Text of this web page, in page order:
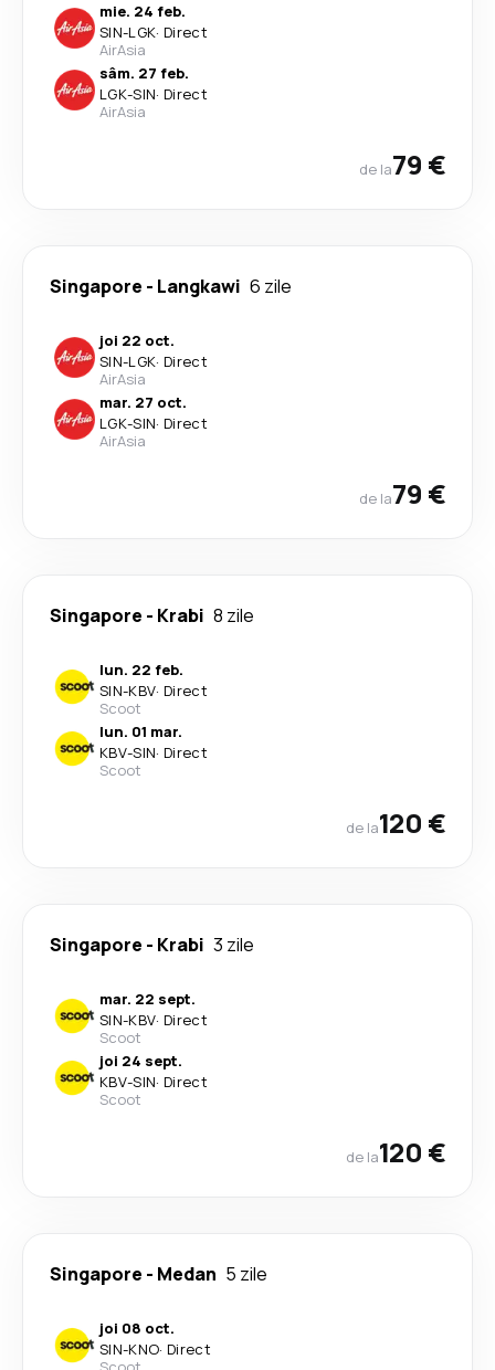
mie. 24 feb.
SIN-LGK· Direct
AirAsia
sâm. 27 feb.
LGK-SIN· Direct
AirAsia
de la79 €
Singapore - Langkawi 6 zile
joi 22 oct.
SIN-LGK· Direct
AirAsia
mar. 27 oct.
LGK-SIN· Direct
AirAsia
de la79 €
Singapore - Krabi 8 zile
lun. 22 feb.
SIN-KBV· Direct
Scoot
lun. 01 mar.
KBV-SIN· Direct
Scoot
de la120 €
Singapore - Krabi 3 zile
mar. 22 sept.
SIN-KBV· Direct
Scoot
joi 24 sept.
KBV-SIN· Direct
Scoot
de la120 €
Singapore - Medan 5 zile
joi 08 oct.
SIN-KNO· Direct